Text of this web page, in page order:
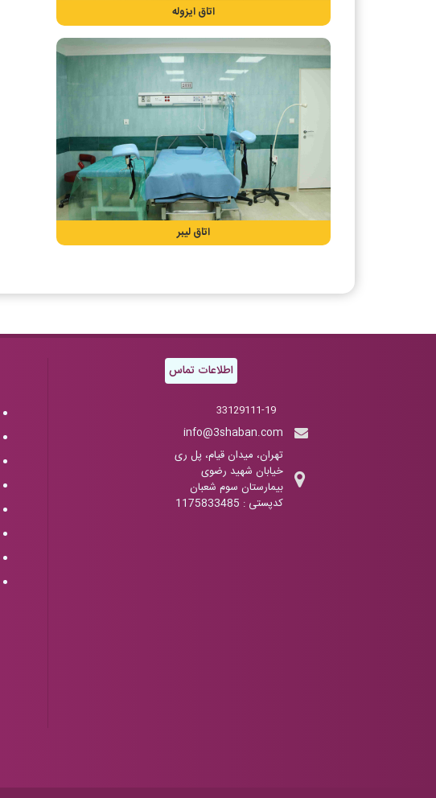
اتاق ایزوله
اتاق لیبر
اطلاعات تماس
33129111-19
info@3shaban.com
تهران، میدان قیام، پل ری
خیابان شهید رضوی
بیمارستان سوم شعبان
کدپستی : 1175833485